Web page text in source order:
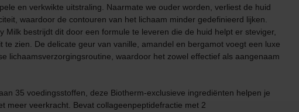
en verkwikte uitstraling. Naarmate we ouder worden, verliest de huid
waardoor de contouren van het lichaam minder gedefinieerd lijken.
Milk bestrijdt dit door een formule te leveren die de huid helpt er steviger,
te zien. De delicate geur van vanille, amandel en bergamot voegt een luxe
lichaamsverzorgingsroutine, waardoor het zowel effectief als aangenaam
35 voedingsstoffen, deze Biotherm-exclusieve ingrediënten helpen je
meer veerkracht. Bevat collageenpeptidefractie met 2